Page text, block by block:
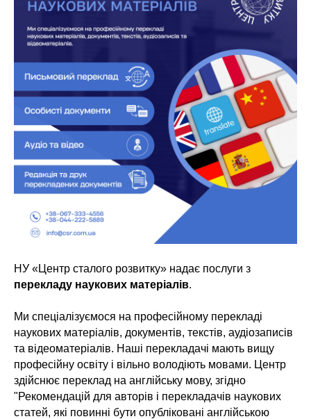
НУ «Центр сталого розвитку» надає послуги з
перекладу наукових матеріалів.
Ми спеціалізуємося на професійному перекладі
наукових матеріалів, документів, текстів, аудіозаписів
та відеоматеріалів. Наші перекладачі мають вищу
професійну освіту і вільно володіють мовами. Центр
здійснює переклад на англійську мову, згідно
"Рекомендацій для авторів і перекладачів наукових
статей, які повинні бути опубліковані англійською